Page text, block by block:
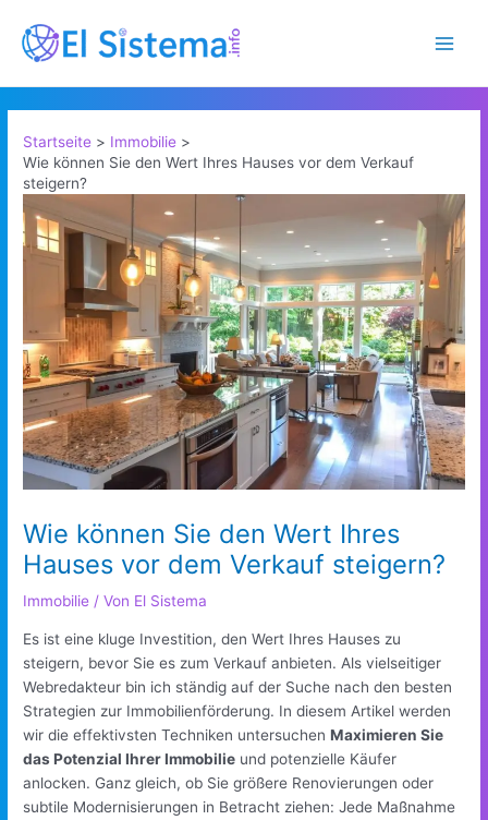
Inhalt
springen
Startseite
Immobilie
Wie können Sie den Wert Ihres Hauses vor dem Verkauf
steigern?
Wie können Sie den Wert Ihres
Hauses vor dem Verkauf steigern?
Immobilie / Von El Sistema
Es ist eine kluge Investition, den Wert Ihres Hauses zu
steigern, bevor Sie es zum Verkauf anbieten. Als vielseitiger
Webredakteur bin ich ständig auf der Suche nach den besten
Strategien zur Immobilienförderung. In diesem Artikel werden
wir die effektivsten Techniken untersuchenMaximieren Sie
das Potenzial Ihrer Immobilie und potenzielle Käufer
anlocken. Ganz gleich, ob Sie größere Renovierungen oder
subtile Modernisierungen in Betracht ziehen: Jede Maßnahme